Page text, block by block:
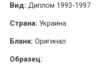
Вид: Диплом 1993-1997
Страна: Украина
Бланк: Оригинал
Образец: